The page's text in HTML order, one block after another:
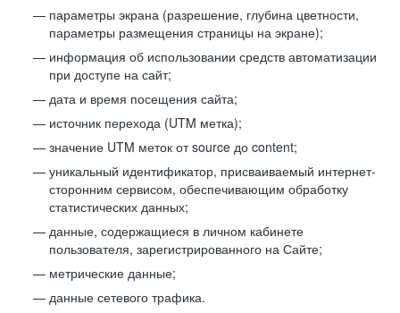
параметры экрана (разрешение, глубина цветности,
параметры размещения страницы на экране);
информация об использовании средств автоматизации
при доступе на сайт;
дата и время посещения сайта;
источник перехода (UTM метка);
значение UTM меток от source до content;
уникальный идентификатор, присваиваемый интернет-
сторонним сервисом, обеспечивающим обработку
статистических данных;
данные, содержащиеся в личном кабинете
пользователя, зарегистрированного на Сайте;
метрические данные;
данные сетевого трафика.